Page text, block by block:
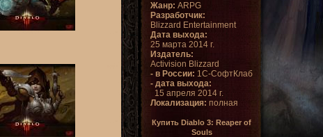
Жанр: ARPG
Разработчик:
Blizzard Entertainment
Дата выхода:
25 марта 2014 г.
Издатель:
Activision Blizzard
- в России: 1С-СофтКлаб
- дата выхода:
15 апреля 2014 г.
Локализация: полная
Купить Diablo 3: Reaper of
Souls